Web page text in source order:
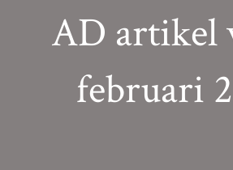
AD artikel
februari